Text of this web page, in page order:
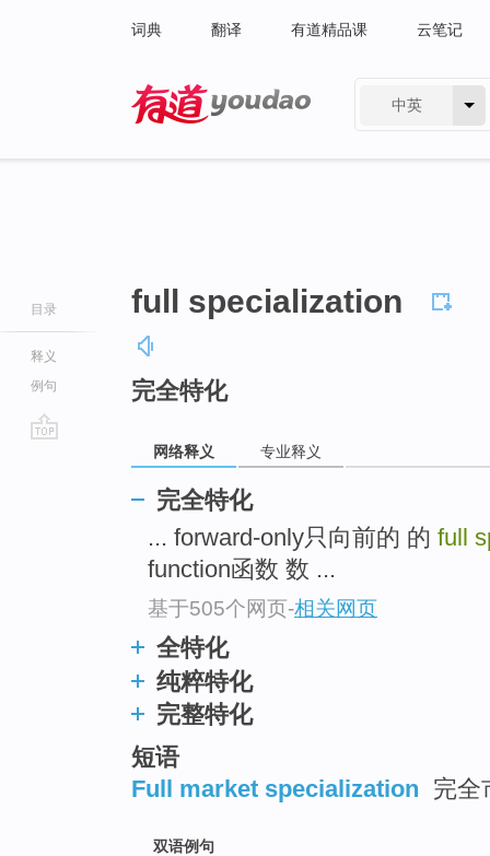
词典 翻译 有道精品课 云笔记
中英
目录
释义
例句
full specialization
完全特化
网络释义 专业释义
完全特化
... forward-only只向前的 的 full
function函数 数 ...
基于505个网页-相关网页
全特化
纯粹特化
完整特化
短语
Full market specialization 完全
双语例句